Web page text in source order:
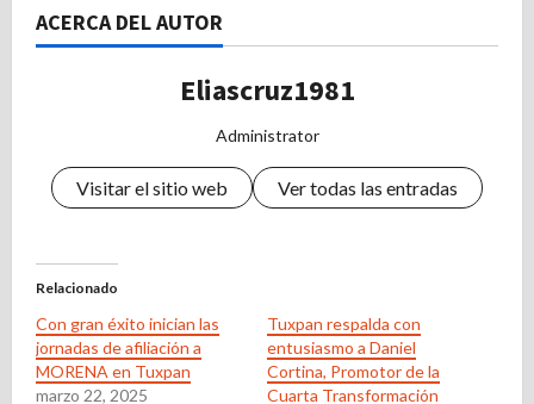
ACERCA DEL AUTOR
Eliascruz1981
Administrator
Visitar el sitio web Ver todas las entradas
Relacionado
Con gran éxito inician las
jornadas de afiliación a
MORENA en Tuxpan
marzo 22, 2025
Tuxpan respalda con
entusiasmo a Daniel
Cortina, Promotor de la
Cuarta Transformación